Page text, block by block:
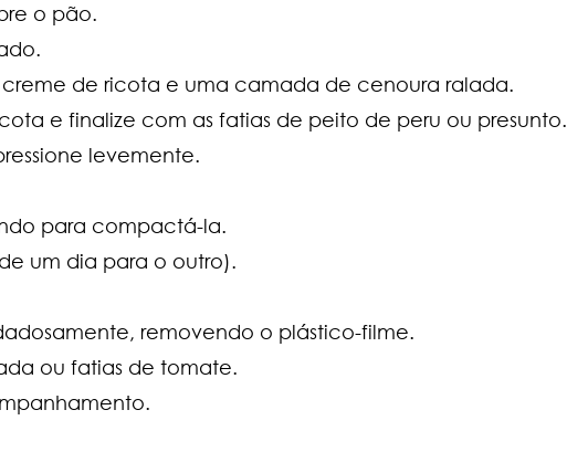
o pão.
de ricota e uma camada de cenoura ralada.
e finalize com as fatias de peito de peru ou presunto.
levemente.
para compactá-la.
um dia para o outro).
removendo o plástico-filme.
ou fatias de tomate.